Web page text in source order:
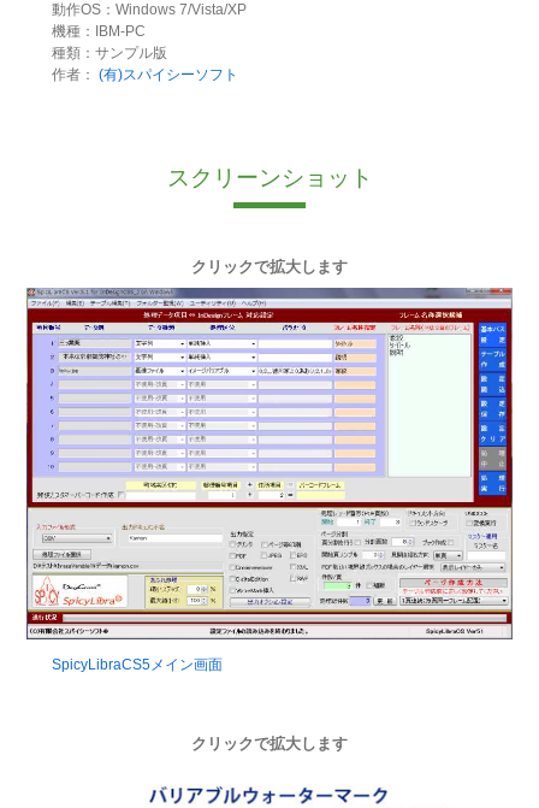
動作OS：Windows 7/Vista/XP
機種：IBM-PC
種類：サンプル版
作者： (有)スパイシーソフト
スクリーンショット
クリックで拡大します
SpicyLibraCS5メイン画面
クリックで拡大します